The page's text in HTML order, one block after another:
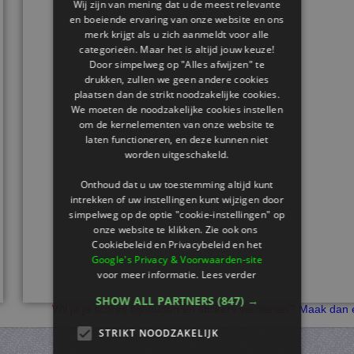
Wil je je scores bijhouden en stickers verdienen? Maak dan
Wij zijn van mening dat u de meest relevante
en boeiende ervaring van onze website en ons
merk krijgt als u zich aanmeldt voor alle
categorieën. Maar het is altijd jouw keuze!
Door simpelweg op "Alles afwijzen" te
drukken, zullen we geen andere cookies
plaatsen dan de strikt noodzakelijke cookies.
We moeten de noodzakelijke cookies instellen
om de kernelementen van onze website te
laten functioneren, en deze kunnen niet
worden uitgeschakeld.
Onthoud dat u uw toestemming altijd kunt
intrekken of uw instellingen kunt wijzigen door
simpelweg op de optie "cookie-instellingen" op
onze website te klikken. Zie ook ons ​​
Cookiebeleid en Privacybeleid en het
Google's Privacy & Voorwaarden-site
voor meer informatie.Lees verder
SHOW ALL PARTNERS (847) →
STRIKT NOODZAKELIJK